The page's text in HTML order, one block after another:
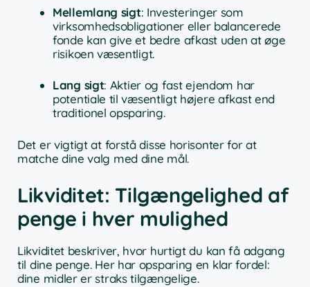
Mellemlang sigt: Investeringer som
virksomhedsobligationer eller balancerede
fonde kan give et bedre afkast uden at øge
risikoen væsentligt.
Lang sigt: Aktier og fast ejendom har
potentiale til væsentligt højere afkast end
traditionel opsparing.
Det er vigtigt at forstå disse horisonter for at
matche dine valg med dine mål.
Likviditet: Tilgængelighed af
penge i hver mulighed
Likviditet beskriver, hvor hurtigt du kan få adgang
til dine penge. Her har opsparing en klar fordel:
dine midler er straks tilgængelige.